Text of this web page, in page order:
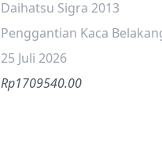
Daihatsu Sigra 2013
Penggantian Kaca
25 Juli 2026
Rp1709540.00